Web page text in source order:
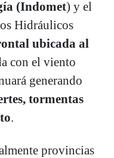
(Indomet) y el
Hidráulicos
ubicada al
con el viento
generando
tormentas
.
provincias